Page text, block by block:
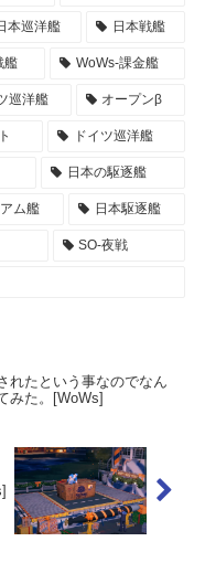
本巡洋艦 日本戦艦
艦 WoWs-課金艦
巡洋艦 オープンβ
ドイツ巡洋艦
日本の駆逐艦
ム艦 日本駆逐艦
SO-夜戦
れたという事なのでなん
みた。[WoWs]